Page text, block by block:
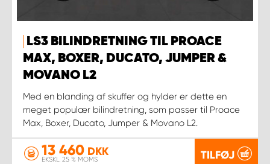
LS3 BILINDRETNING TIL PROACE
MAX, BOXER, DUCATO, JUMPER &
MOVANO L2
Med en blanding af skuffer og hylder er dette en
meget populær bilindretning, som passer til Proace
Max, Boxer, Ducato, Jumper & Movano L2.
13 460 DKK
EKSKL. 25 % MOMS TILFØJ